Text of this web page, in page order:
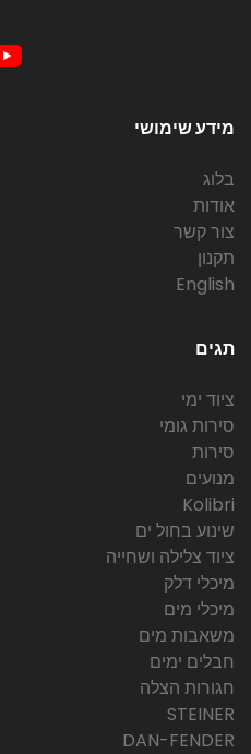
מידע שימושי
בלוג
אודות
צור קשר
תקנון
English
תגים
ציוד ימי
סירות גומי
סירות
מנועים
Kolibri
שינוע בחול ים
ציוד צלילה ושחייה
מיכלי דלק
מיכלי מים
משאבות מים
חבלים ימים
חגורות הצלה
STEINER
DAN-FENDER